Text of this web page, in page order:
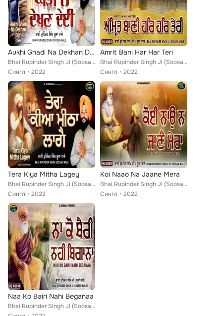
Aukhi Ghadi Na Dekhan Deyi
Bhai Rupinder Singh Ji (Soosan Wale
Сингл
2022
Amrit Bani Har Har Teri
Bhai Rupinder Singh Ji (Soosan Wale
Сингл
2022
Tera Kiya Mitha Lagey
Bhai Rupinder Singh Ji (Soosan Wale
Сингл
2022
Koi Naao Na Jaane Mera
Bhai Rupinder Singh Ji (Soosan Wale
Сингл
2022
Naa Ko Bairi Nahi Beganaa
Bhai Rupinder Singh Ji (Soosan Wale